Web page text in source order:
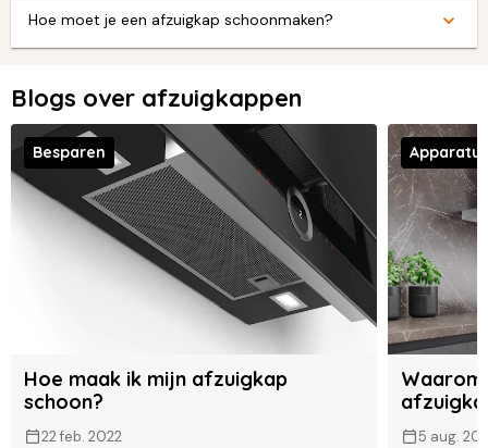
Hoe moet je een afzuigkap schoonmaken?
Blogs over afzuigkappen
Besparen
Hoe maak ik mijn afzuigkap
schoon?
22 feb. 2022 5 aug.